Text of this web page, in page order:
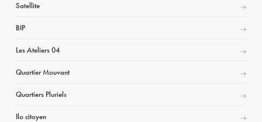
Satellite
BIP
Les Ateliers 04
Quartier Mouvant
Quartiers Pluriels
Ilo citoyen